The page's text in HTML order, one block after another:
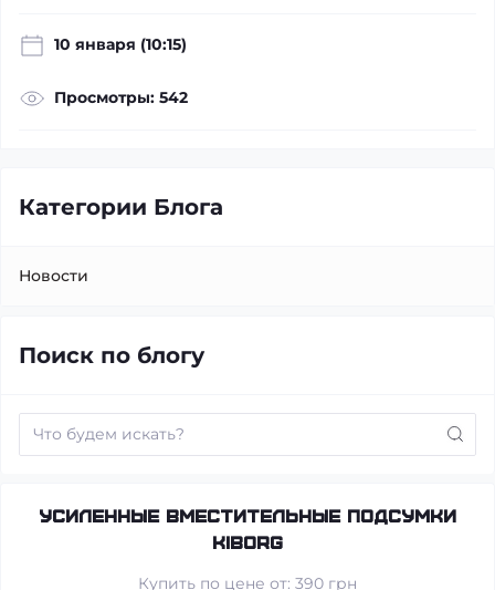
10 января (10:15)
Просмотры: 542
Категории Блога
Новости
Поиск по блогу
Усиленные вместительные подсумки
KIBORG
Купить по цене от: 390 грн